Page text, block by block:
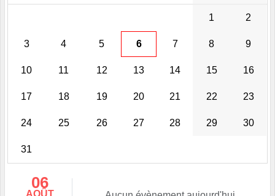
1 2
3 4 5 6 7 8 9
10 11 12 13 14 15 16
17 18 19 20 21 22 23
24 25 26 27 28 29 30
31
06